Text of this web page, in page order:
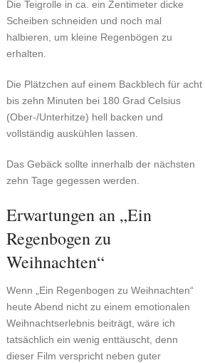
Die Teigrolle in ca. ein Zentimeter dicke
Scheiben schneiden und noch mal
halbieren, um kleine Regenbögen zu
erhalten.
Die Plätzchen auf einem Backblech für acht
bis zehn Minuten bei 180 Grad Celsius
(Ober-/Unterhitze) hell backen und
vollständig auskühlen lassen.
Das Gebäck sollte innerhalb der nächsten
zehn Tage gegessen werden.
Erwartungen an „Ein
Regenbogen zu
Weihnachten“
Wenn „Ein Regenbogen zu Weihnachten“
heute Abend nicht zu einem emotionalen
Weihnachtserlebnis beiträgt, wäre ich
tatsächlich ein wenig enttäuscht, denn
dieser Film verspricht neben guter